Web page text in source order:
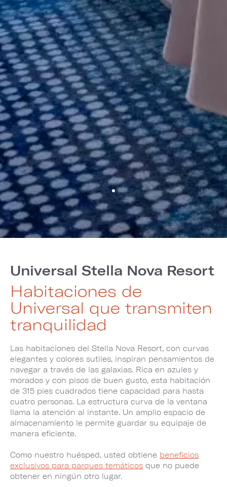
Universal Stella Nova Resort
Habitaciones de
Universal que transmiten
tranquilidad
Las habitaciones del Stella Nova Resort, con curvas
elegantes y colores sutiles, inspiran pensamientos de
navegar a través de las galaxias. Rica en azules y
morados y con pisos de buen gusto, esta habitación
de 315 pies cuadrados tiene capacidad para hasta
cuatro personas. La estructura curva de la ventana
llama la atención al instante. Un amplio espacio de
almacenamiento le permite guardar su equipaje de
manera eficiente.
Como nuestro huésped, usted obtiene beneficios
exclusivos para parques temáticos que no puede
obtener en ningún otro lugar.